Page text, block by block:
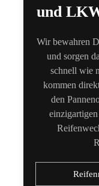
und
Wir bewahren
und sorgen
schnell wie
kommen
den